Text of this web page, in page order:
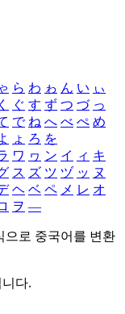
ら わ ゎ ん い ぃ
く ぐ す ず つ づ っ
で ね へ べ ぺ め
ょ ろ を
ワ ヮ ン イ ィ キ
ス ズ ツ ヅ ッ ヌ
ヘ ベ ペ メ レ オ
ヲ ―
으로 중국어를 변환
다.